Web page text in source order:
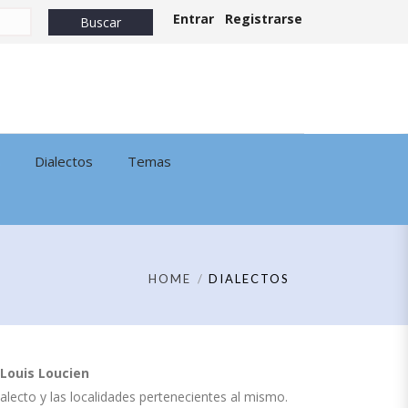
Entrar Registrarse
Dialectos Temas
HOME DIALECTOS
Louis Loucien
y las localidades pertenecientes al mismo.